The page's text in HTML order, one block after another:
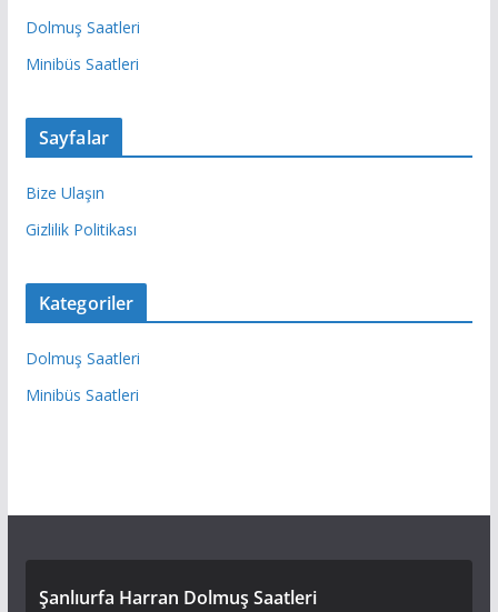
Dolmuş Saatleri
Minibüs Saatleri
Sayfalar
Bize Ulaşın
Gizlilik Politikası
Kategoriler
Dolmuş Saatleri
Minibüs Saatleri
Şanlıurfa Harran Dolmuş Saatleri